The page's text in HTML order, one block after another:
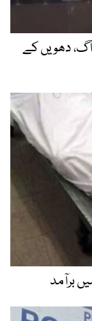
دھویں کے
برآمد